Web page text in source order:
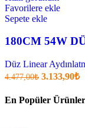
Favorilere ekle
Sepete ekle
180CM 54W
Düz Linear
4.477,00₺ Orijinal
4.477,00₺.
3.133,90₺Şu
En Popüler Ürünler